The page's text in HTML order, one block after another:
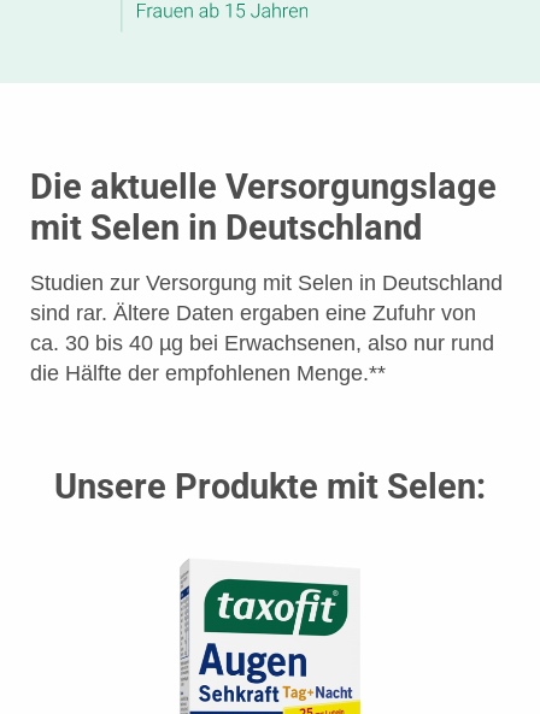
Die aktuelle Versorgungslage
mit Selen in Deutschland
Studien zur Versorgung mit Selen in Deutschland
sind rar. Ältere Daten ergaben eine Zufuhr von
ca. 30 bis 40 µg bei Erwachsenen, also nur rund
die Hälfte der empfohlenen Menge.**
Unsere Produkte mit Selen: